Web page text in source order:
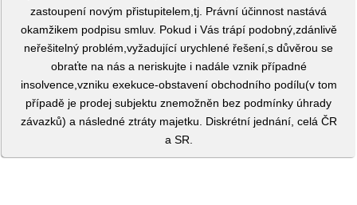
zastoupení novým přistupitelem,tj. Právní účinnost nastává
okamžikem podpisu smluv. Pokud i Vás trápí podobný,zdánlivě
neřešitelný problém,vyžadující urychlené řešení,s důvěrou se
obraťte na nás a neriskujte i nadále vznik případné
insolvence,vzniku exekuce-obstavení obchodního podílu(v tom
případě je prodej subjektu znemožněn bez podmínky úhrady
závazků) a následné ztráty majetku. Diskrétní jednání, celá ČR
a SR.